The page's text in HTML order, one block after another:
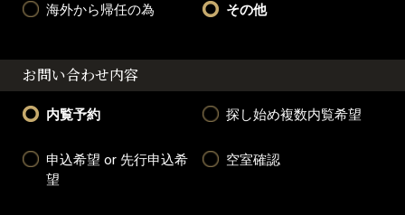
海外から帰任の為 その他
お問い合わせ内容
内覧予約 探し始め複数内覧希望
申込希望 or 先行申込希
望
空室確認